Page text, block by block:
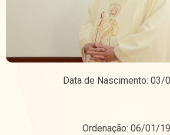
Data de Nascimento: 03/
Ordenação: 06/01/